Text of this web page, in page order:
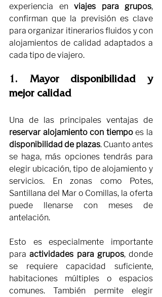
experiencia en viajes para grupos,
confirman que la previsión es clave
para organizar itinerarios fluidos y con
alojamientos de calidad adaptados a
cada tipo de viajero.
1. Mayor disponibilidad y
mejor calidad
reservar alojamiento con tiempo
disponibilidad de plazas. Cuanto antes
se haga, más opciones tendrás para
elegir ubicación, tipo de alojamiento y
servicios. En zonas como Potes,
Santillana del Mar o Comillas, la oferta
puede llenarse con meses de
antelación.
Esto es especialmente importante
para actividades para grupos, donde
se requiere capacidad suficiente,
habitaciones múltiples o espacios
comunes. También permite elegir